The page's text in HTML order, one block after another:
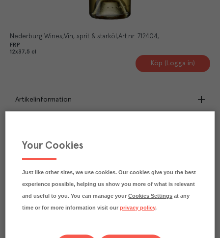
Nederburg Wines Vin, sprit & starköl Art.nr. 712404
FRP
12x37,5 cl
Köp (Logga in)
Artikelinformation
Passar till
Your Cookies
Just like other sites, we use cookies. Our cookies give you the best
experience possible, helping us show you more of what is relevant
and useful to you. You can manage yourCookies Settings at any
time or for more information visit ourprivacy policy.